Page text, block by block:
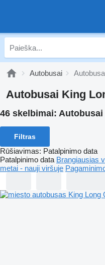
Autobusai
Autobusai King
46 skelbimai:
Filtras
Rūšiavimas: Patalpinimo data
Patalpinimo data Brangiausias
metai - nauji viršuje